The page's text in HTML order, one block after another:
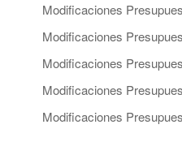
Modificaciones
Modificaciones
Modificaciones
Modificaciones
Modificaciones